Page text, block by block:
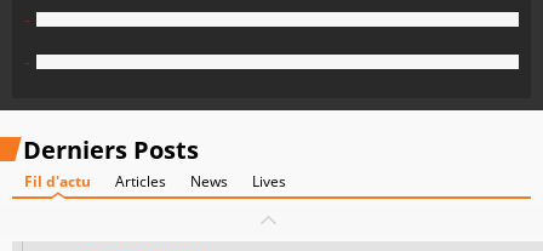
-
-
Derniers Posts
Fil d'actu Articles News Lives